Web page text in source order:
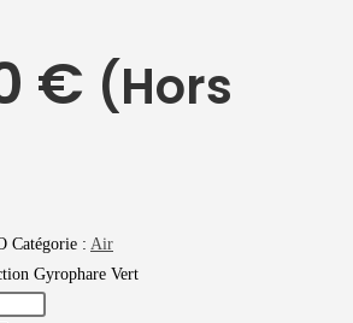
€ (Hors
Catégorie : Air
Gyrophare Vert